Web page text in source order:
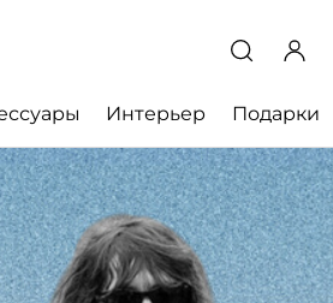
Интерьер Подарки